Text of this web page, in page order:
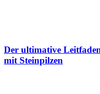
Der ultimative
mit Steinpilzen